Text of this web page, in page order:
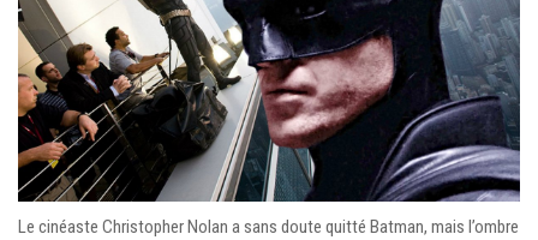
Le cinéaste Christopher Nolan a sans doute quitté Batman, mais l’ombre